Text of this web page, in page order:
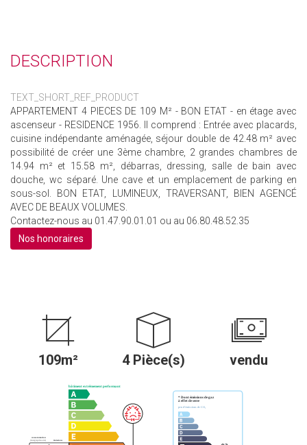
DESCRIPTION
TEXT_SHORT_REF_PRODUCT
APPARTEMENT 4 PIECES DE 109 M² - BON ETAT - en étage avec
ascenseur - RESIDENCE 1956. Il comprend : Entrée avec placards,
cuisine indépendante aménagée, séjour double de 42.48 m² avec
possibilité de créer une 3ème chambre, 2 grandes chambres de
14.94 m² et 15.58 m², débarras, dressing, salle de bain avec
douche, wc séparé. Une cave et un emplacement de parking en
sous-sol. BON ETAT, LUMINEUX, TRAVERSANT, BIEN AGENCÉ
AVEC DE BEAUX VOLUMES.
Contactez-nous au 01.47.90.01.01 ou au 06.80.48.52.35
Nos honoraires
109m² 4 Pièce(s) vendu